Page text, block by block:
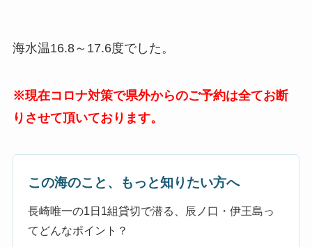
海水温16.8～17.6度でした。
※現在コロナ対策で県外からのご予約は全てお断
りさせて頂いております。
この海のこと、もっと知りたい方へ
長崎唯一の1日1組貸切で潜る、辰ノ口・伊王島っ
てどんなポイント？